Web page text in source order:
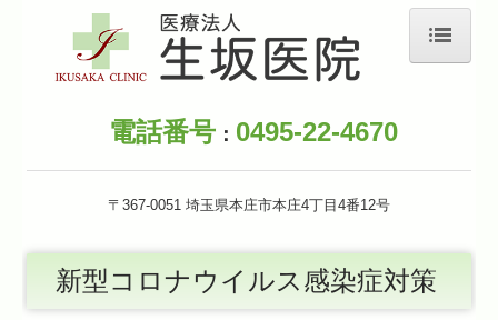
初めての方へ
院長の挨拶
電話番号： 0495-22-4670
〒367-0051 埼玉県本庄市本庄4丁目4番12号
新型コロナウイルス感染症対策